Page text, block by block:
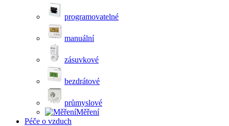
programovatelné
manuální
zásuvkové
bezdrátové
průmyslové
Měření
Péče o vzduch